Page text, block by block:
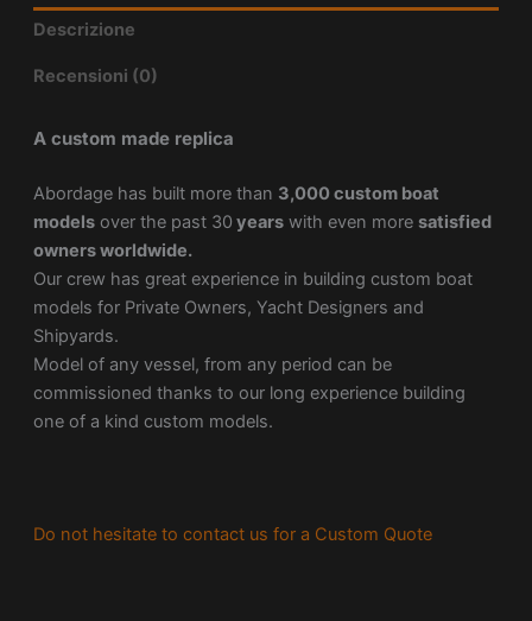
Descrizione
Recensioni (0)
A custom made replica
Abordage has built more than 3,000 custom boat
modelsover the past 30 yearswith even more satisfied
owners worldwide.
Our crew has great experience in building custom boat
models for Private Owners, Yacht Designers and
Shipyards.
Model of any vessel, from any period can be
commissioned thanks to our long experience building
one of a kind custom models.
Do not hesitate to contact us for a Custom Quote